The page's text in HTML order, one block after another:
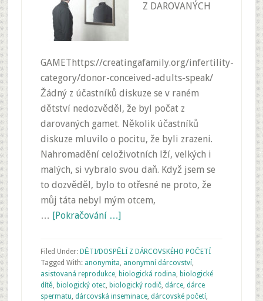
Z DAROVANÝCH
GAMEThttps://creatingafamily.org/infertility-
category/donor-conceived-adults-speak/
Žádný z účastníků diskuze se v raném
dětství nedozvěděl, že byl počat z
darovaných gamet. Několik účastníků
diskuze mluvilo o pocitu, že byli zrazeni.
Nahromadění celoživotních lží, velkých i
malých, si vybralo svou daň. Když jsem se
to dozvěděl, bylo to otřesné ne proto, že
můj táta nebyl mým otcem,
… [Pokračování …]
Filed Under: DĚTI/DOSPĚLÍ Z DÁRCOVSKÉHO POČETÍ
Tagged With: anonymita, anonymní dárcovství,
asistovaná reprodukce, biologická rodina, biologické
dítě, biologický otec, biologický rodič, dárce, dárce
spermatu, dárcovská inseminace, dárcovské početí,